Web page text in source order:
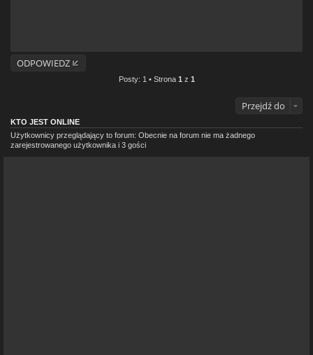
ODPOWIEDZ
Posty: 1 • Strona 1 z 1
Przejdź do
KTO JEST ONLINE
Użytkownicy przeglądający to forum: Obecnie na forum nie ma żadnego
zarejestrowanego użytkownika i 3 gości